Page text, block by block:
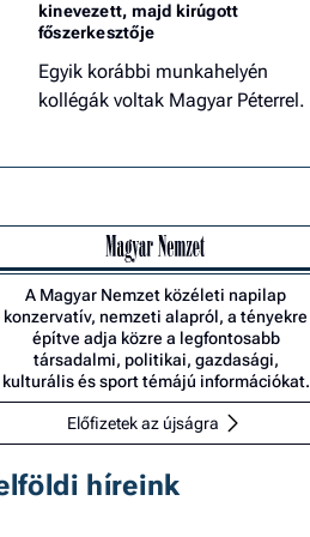
kinevezett, majd kirúgott
főszerkesztője
Egyik korábbi munkahelyén
kollégák voltak Magyar Péterrel.
A Magyar Nemzet közéleti napilap
konzervatív, nemzeti alapról, a tényekre
építve adja közre a legfontosabb
társadalmi, politikai, gazdasági,
kulturális és sport témájú információkat.
Előfizetek az újságra
híreink